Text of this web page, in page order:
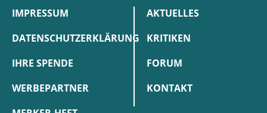
IMPRESSUM
DATENSCHUTZERKLÄRUNG
IHRE SPENDE
WERBEPARTNER
AKTUELLES
KRITIKEN
FORUM
KONTAKT